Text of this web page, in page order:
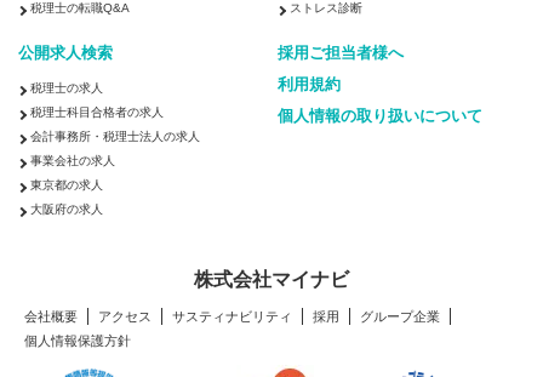
税理士の転職Q&A
ストレス診断
公開求人検索
税理士の求人
税理士科目合格者の求人
会計事務所・税理士法人の求人
事業会社の求人
東京都の求人
大阪府の求人
採用ご担当者様へ
利用規約
個人情報の取り扱いについて
株式会社マイナビ
会社概要 アクセス サスティナビリティ 採用
グループ企業
個人情報保護方針